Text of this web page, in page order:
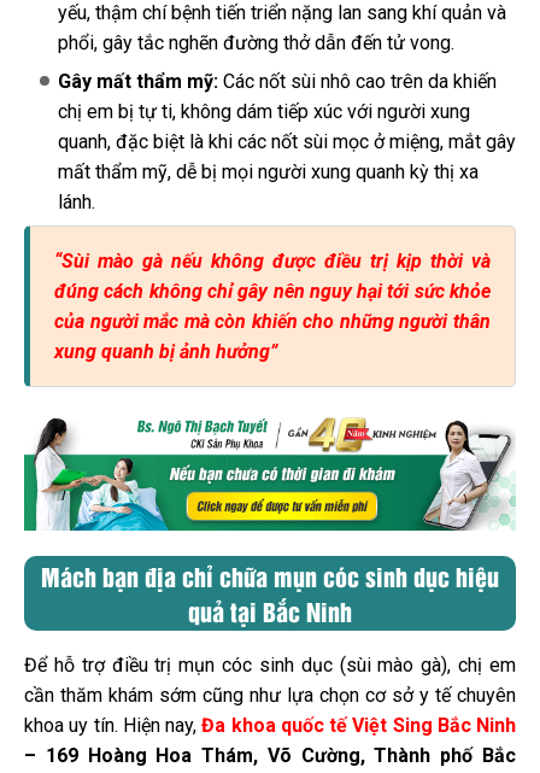
yếu, thậm chí bệnh tiến triển nặng lan sang khí quản và
phổi, gây tắc nghẽn đường thở dẫn đến tử vong.
Gây mất thẩm mỹ: Các nốt sùi nhô cao trên da khiến
chị em bị tự ti, không dám tiếp xúc với người xung
quanh, đặc biệt là khi các nốt sùi mọc ở miệng, mắt gây
mất thẩm mỹ, dễ bị mọi người xung quanh kỳ thị xa
lánh.
“Sùi mào gà nếu không được điều trị kịp thời và
đúng cách không chỉ gây nên nguy hại tới sức khỏe
của người mắc mà còn khiến cho những người thân
xung quanh bị ảnh hưởng”
Mách bạn địa chỉ chữa mụn cóc sinh dục hiệu
quả tại Bắc Ninh
Để hỗ trợ điều trị mụn cóc sinh dục (sùi mào gà), chị em
cần thăm khám sớm cũng như lựa chọn cơ sở y tế chuyên
khoa uy tín. Hiện nay,Đa khoa quốc tế Việt Sing Bắc Ninh
– 169 Hoàng Hoa Thám, Võ Cường, Thành phố Bắc